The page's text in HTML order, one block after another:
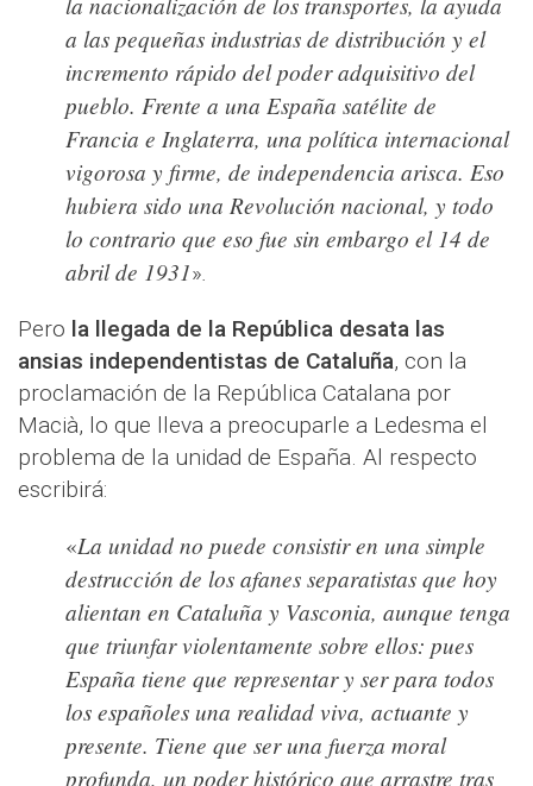
a las pequeñas industrias de distribución y el
incremento rápido del poder adquisitivo del
pueblo. Frente a una España satélite de
Francia e Inglaterra, una política internacional
vigorosa y firme, de independencia arisca. Eso
hubiera sido una Revolución nacional, y todo
lo contrario que eso fue sin embargo el 14 de
abril de 1931».
Pero la llegada de la República desata las
ansias independentistas de Cataluña, con la
proclamación de la República Catalana por
Macià, lo que lleva a preocuparle a Ledesma el
problema de la unidad de España. Al respecto
escribirá:
«La unidad no puede consistir en una simple
destrucción de los afanes separatistas que hoy
alientan en Cataluña y Vasconia, aunque tenga
que triunfar violentamente sobre ellos: pues
España tiene que representar y ser para todos
los españoles una realidad viva, actuante y
presente. Tiene que ser una fuerza moral
profunda, un poder histórico que arrastre tras